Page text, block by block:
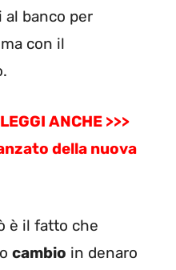
banco per
con il
ANCHE >>>
della nuova
è il fatto che
cambio in denaro